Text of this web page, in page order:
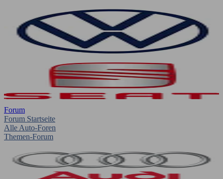
Forum
Forum Startseite
Alle Auto-Foren
Themen-Forum